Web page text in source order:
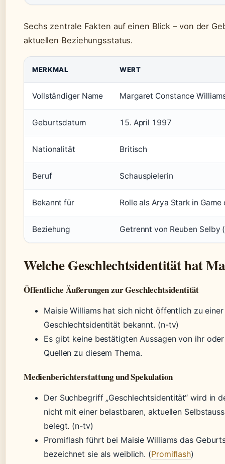
Sechs zentrale Fakten auf einen Blick – von der
aktuellen Beziehungsstatus.
MERKMAL WERT
Vollständiger Name Margaret Constance
Geburtsdatum 15. April 1997
Nationalität Britisch
Beruf Schauspielerin
Bekannt für Rolle als Arya Stark in
Beziehung Getrennt von Reuben Selby
Welche Geschlechtsidentität hat
Öffentliche Äußerungen zur Geschlechtsidentität
Maisie Williams hat sich nicht öffentlich zu
Geschlechtsidentität bekannt. (n-tv)
Es gibt keine bestätigten Aussagen von ihr
Quellen zu diesem Thema.
Medienberichterstattung und Spekulation
Der Suchbegriff „Geschlechtsidentität“ wird in
nicht mit einer belastbaren, aktuellen
belegt. (n-tv)
Promiflash führt bei Maisie Williams das
bezeichnet sie als weiblich. (Promiflash)